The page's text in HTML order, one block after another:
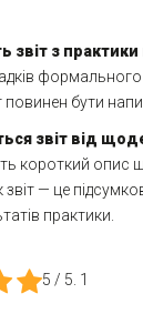
звіт з практики
формального
повинен бути
звіт від
короткий опис
звіт — це
практики.
5 / 5. 1